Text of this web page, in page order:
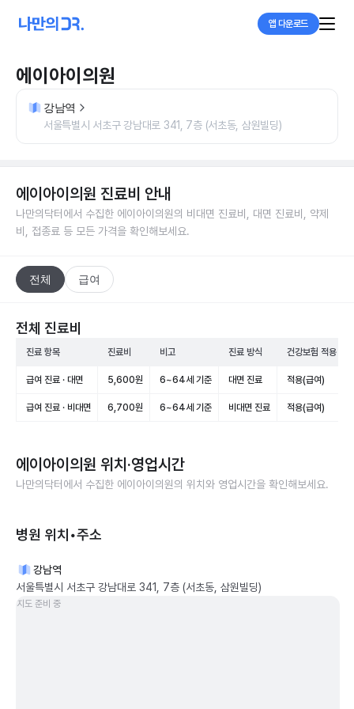
앱 다운로드
에이아이의원
강남역
서울특별시 서초구 강남대로 341, 7층 (서초동, 삼원빌딩)
에이아이의원 진료비 안내
나만의닥터에서 수집한 에이아이의원의 비대면 진료비, 대면 진료비, 약제
비, 접종료 등 모든 가격을 확인해보세요.
전체 급여
전체 진료비
진료 항목 진료비 비고 진료 방식 건강보험 적용
급여 진료 · 대면 5,600원 6~64세 기준 대면 진료 적용(급여)
급여 진료 · 비대면 6,700원 6~64세 기준 비대면 진료 적용(급여)
에이아이의원 위치·영업시간
나만의닥터에서 수집한 에이아이의원의 위치와 영업시간을 확인해보세요.
병원 위치•주소
강남역
서울특별시 서초구 강남대로 341, 7층 (서초동, 삼원빌딩)
지도 준비 중